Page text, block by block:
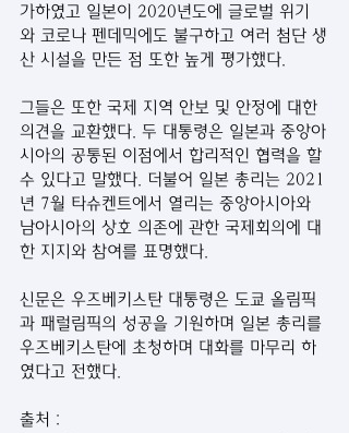
가하였고 일본이 2020년도에 글로벌 위기
와 코로나 펜데믹에도 불구하고 여러 첨단 생
산 시설을 만든 점 또한 높게 평가했다.
그들은 또한 국제 지역 안보 및 안정에 대한
의견을 교환했다. 두 대통령은 일본과 중앙아
시아의 공통된 이점에서 합리적인 협력을 할
수 있다고 말했다. 더불어 일본 총리는 2021
년 7월 타슈켄트에서 열리는 중앙아시아와
남아시아의 상호 의존에 관한 국제회의에 대
한 지지와 참여를 표명했다.
신문은 우즈베키스탄 대통령은 도쿄 올림픽
과 패럴림픽의 성공을 기원하며 일본 총리를
우즈베키스탄에 초청하며 대화를 마무리 하
였다고 전했다.
출처 :